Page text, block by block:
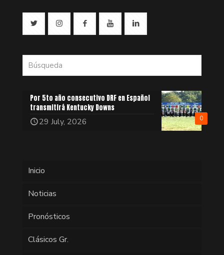
0
Por 5to año consecutivo DRF en Español
transmitirá Kentucky Downs
29 July, 2026
Inicio
Noticias
Pronósticos
Clásicos Gr.